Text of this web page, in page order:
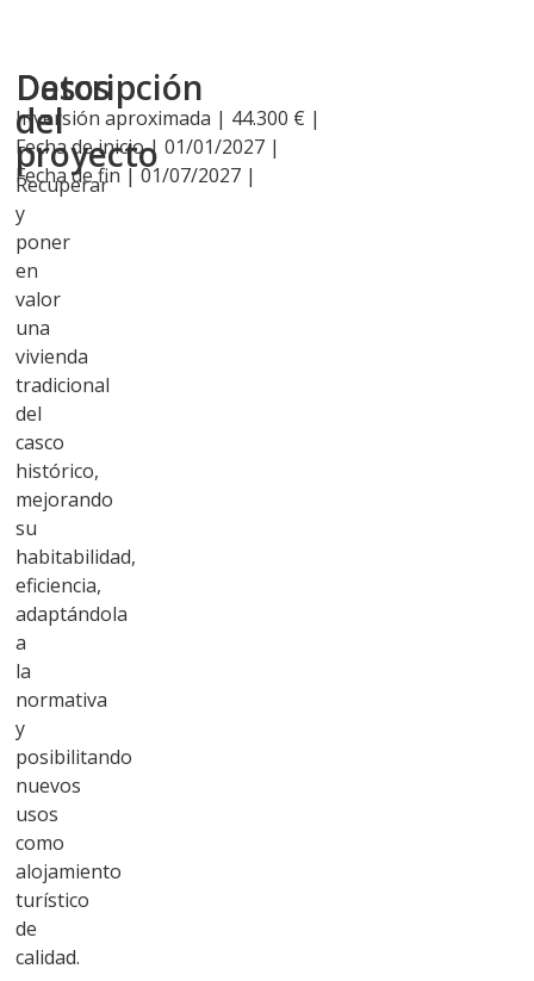
Descripción
del
proyecto
Recuperar
y
poner
en
valor
una
vivienda
tradicional
del
casco
histórico,
mejorando
su
habitabilidad,
eficiencia,
adaptándola
a
la
normativa
y
posibilitando
nuevos
usos
como
alojamiento
turístico
de
calidad.
Datos
Inversión aproximada | 44.300 € |
Fecha de inicio | 01/01/2027 |
Fecha de fin | 01/07/2027 |